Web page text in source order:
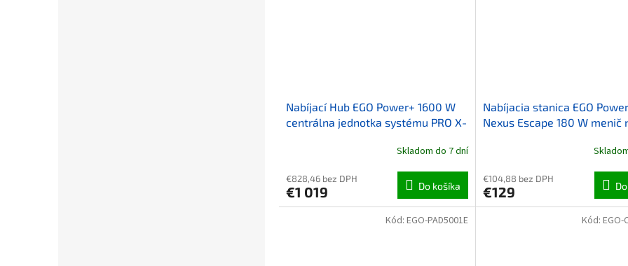
Nabíjací Hub EGO Power+ 1600 W
centrálna jednotka systému PRO X-
Skladom do 7 dní
€828,46 bez DPH
€1 019 Do košíka
Nabíjacia stanica EGO
Nexus Escape 180 W menič
€104,88 bez DPH
€129
Kód: EGO-PAD5001E Kód: EGO-